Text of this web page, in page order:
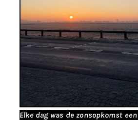
Elke dag was de zonsopkomst